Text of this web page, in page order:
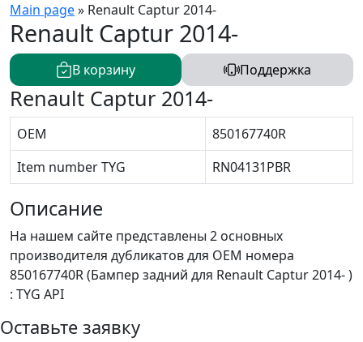
Main page» Renault Captur 2014-
Renault Captur 2014-
В корзину Поддержка
Renault Captur 2014-
OEM
850167740R
Item number TYG
RN04131PBR
Описание
На нашем сайте представлены 2 основных
производителя дубликатов для OEM номера
850167740R (Бампер задний для Renault Captur 2014- )
: TYG API
Оставьте заявку